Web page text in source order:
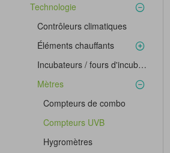
Technologie
Contrôleurs climatiques
Éléments chauffants
Incubateurs / fours d'incubation
Mètres
Compteurs de combo
Compteurs UVB
Hygromètres